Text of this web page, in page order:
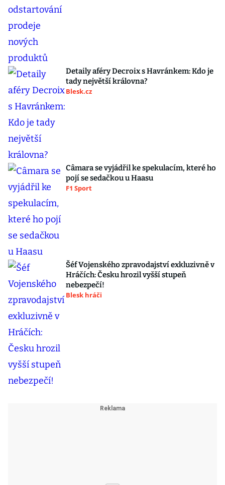
Detaily aféry Decroix s Havránkem: Kdo je
tady největší královna?
Blesk.cz
Câmara se vyjádřil ke spekulacím, které ho
pojí se sedačkou u Haasu
F1 Sport
Šéf Vojenského zpravodajství exkluzivně v
Hráčích: Česku hrozil vyšší stupeň
nebezpečí!
Blesk hráči